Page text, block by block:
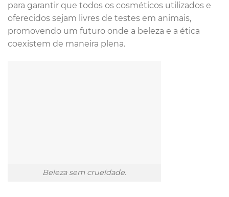
para garantir que todos os cosméticos utilizados e
oferecidos sejam livres de testes em animais,
promovendo um futuro onde a beleza e a ética
coexistem de maneira plena.
Beleza sem crueldade.